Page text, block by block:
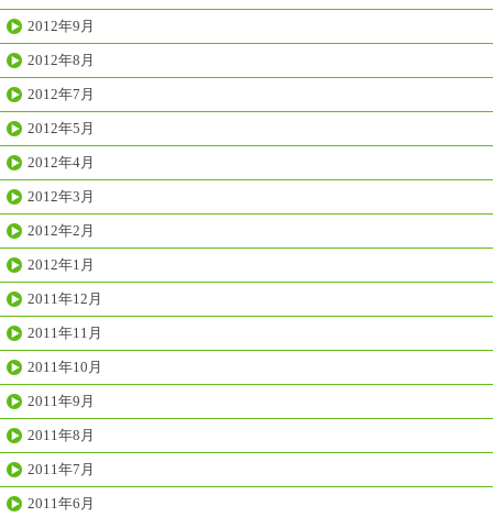
2012年9月
2012年8月
2012年7月
2012年5月
2012年4月
2012年3月
2012年2月
2012年1月
2011年12月
2011年11月
2011年10月
2011年9月
2011年8月
2011年7月
2011年6月